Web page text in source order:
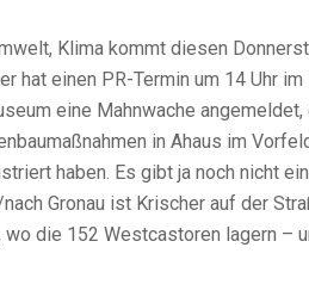
Klima kommt diesen
hat einen PR-Termin um 14 Uhr
eine Mahnwache
in Ahaus im
haben. Es gibt ja noch nicht
Gronau ist Krischer auf der
die 152 Westcastoren lagern –